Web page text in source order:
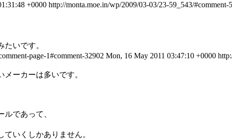
+0000 http://monta.moe.in/wp/2009/03-03/23-59_543/#comment-
いです。
page-1#comment-32902 Mon, 16 May 2011 03:47:10 +0000
ーカーは多いです。
であって、
いくしかありません。